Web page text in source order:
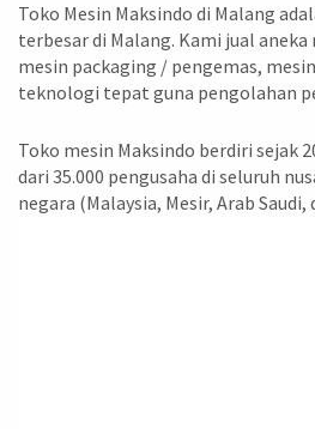
Toko Mesin Maksindo di Malang
terbesar di Malang. Kami jual aneka
mesin packaging / pengemas,
teknologi tepat guna pengolahan
Toko mesin Maksindo berdiri sejak
dari 35.000 pengusaha di seluruh
negara (Malaysia, Mesir, Arab Saudi,